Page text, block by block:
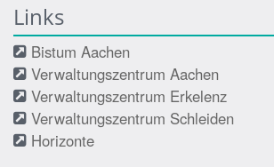
Links
Bistum Aachen
Verwaltungszentrum Aachen
Verwaltungszentrum Erkelenz
Verwaltungszentrum Schleiden
Horizonte